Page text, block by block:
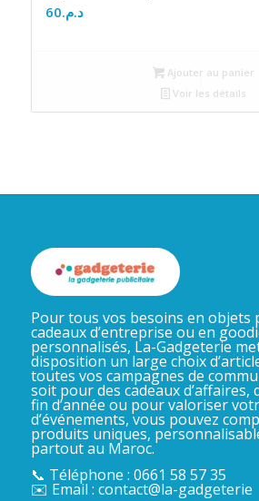
د.م.60
Ajouter au panier
Voir les détails
Pour tous vos besoins en objets
cadeaux d’entreprise ou en
personnalisés, La-Gadgeterie
disposition un large choix
toutes vos campagnes de
soit pour des cadeaux d’affaires,
fin d’année ou pour valoriser
d’événements, vous pouvez
produits uniques,
partout au Maroc.
📞 Téléphone : 0661 58 57 35
✉️ Email : contact@la-gadgeterie